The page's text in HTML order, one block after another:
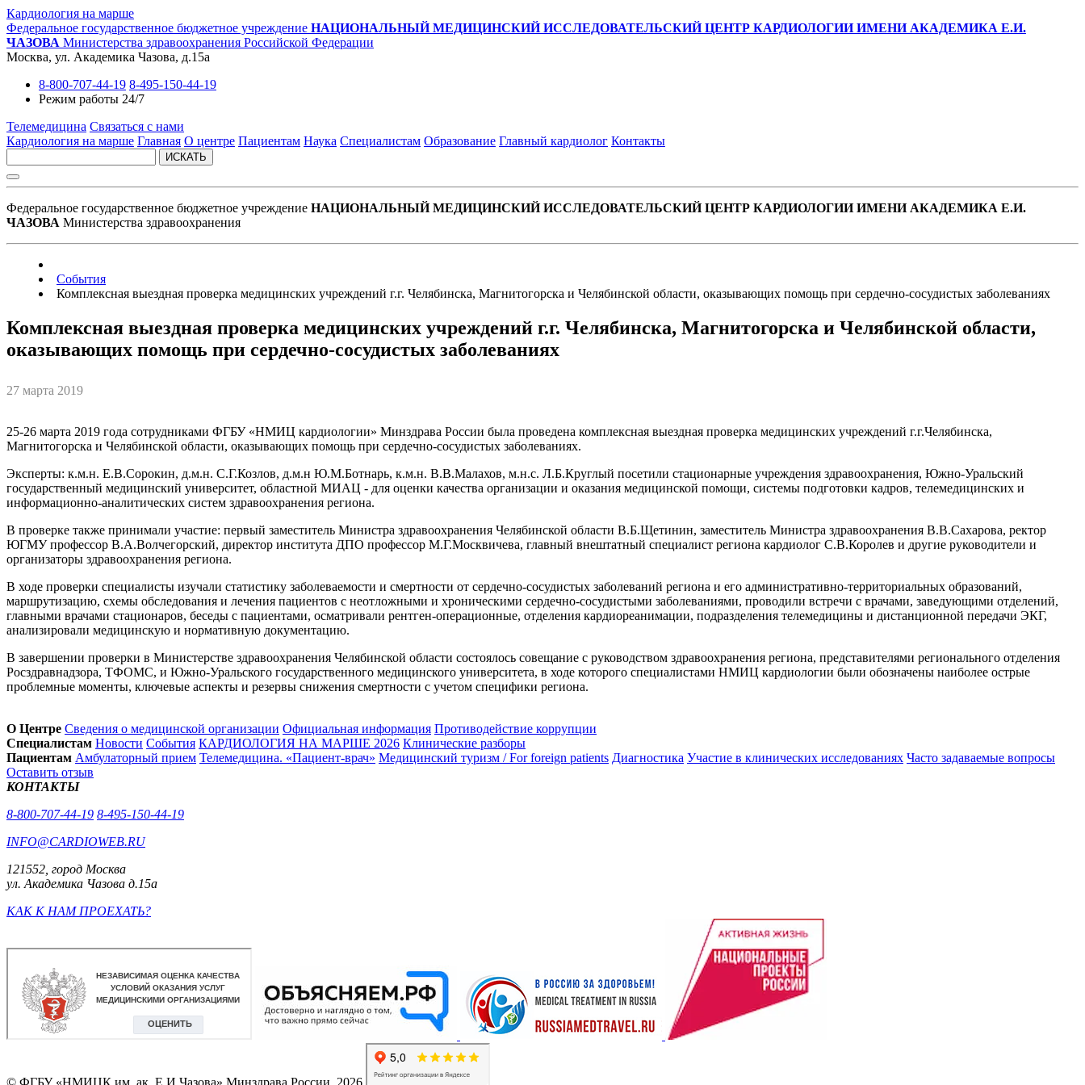
Кардиология на марше
Федеральное государственное бюджетное учреждение НАЦИОНАЛЬНЫЙ МЕДИЦИНСКИЙ ИССЛЕДОВАТЕЛЬСКИЙ ЦЕНТР КАРДИОЛОГИИ ИМЕНИ АКАДЕМИКА Е.И.
ЧАЗОВА Министерства здравоохранения Российской Федерации
Москва, ул. Академика Чазова, д.15а
8-800-707-44-19 8-495-150-44-19
Режим работы 24/7
Телемедицина Связаться с нами
Кардиология на марше Главная О центре Пациентам Наука Специалистам Образование Главный кардиолог Контакты
ИСКАТЬ
Федеральное государственное бюджетное учреждение НАЦИОНАЛЬНЫЙ МЕДИЦИНСКИЙ ИССЛЕДОВАТЕЛЬСКИЙ ЦЕНТР КАРДИОЛОГИИ ИМЕНИ АКАДЕМИКА Е.И.
ЧАЗОВА Министерства здравоохранения
События
Комплексная выездная проверка медицинских учреждений г.г. Челябинска, Магнитогорска и Челябинской области, оказывающих помощь при сердечно-сосудистых заболеваниях
Комплексная выездная проверка медицинских учреждений г.г. Челябинска, Магнитогорска и Челябинской области,
оказывающих помощь при сердечно-сосудистых заболеваниях
27 марта 2019
25-26 марта 2019 года сотрудниками ФГБУ «НМИЦ кардиологии» Минздрава России была проведена комплексная выездная проверка медицинских учреждений г.г.Челябинска,
Магнитогорска и Челябинской области, оказывающих помощь при сердечно-сосудистых заболеваниях.
Эксперты: к.м.н. Е.В.Сорокин, д.м.н. С.Г.Козлов, д.м.н Ю.М.Ботнарь, к.м.н. В.В.Малахов, м.н.с. Л.Б.Круглый посетили стационарные учреждения здравоохранения, Южно-Уральский
государственный медицинский университет, областной МИАЦ - для оценки качества организации и оказания медицинской помощи, системы подготовки кадров, телемедицинских и
информационно-аналитических систем здравоохранения региона.
В проверке также принимали участие: первый заместитель Министра здравоохранения Челябинской области В.Б.Щетинин, заместитель Министра здравоохранения В.В.Сахарова, ректор
ЮГМУ профессор В.А.Волчегорский, директор института ДПО профессор М.Г.Москвичева, главный внештатный специалист региона кардиолог С.В.Королев и другие руководители и
организаторы здравоохранения региона.
В ходе проверки специалисты изучали статистику заболеваемости и смертности от сердечно-сосудистых заболеваний региона и его административно-территориальных образований,
маршрутизацию, схемы обследования и лечения пациентов с неотложными и хроническими сердечно-сосудистыми заболеваниями, проводили встречи с врачами, заведующими отделений,
главными врачами стационаров, беседы с пациентами, осматривали рентген-операционные, отделения кардиореанимации, подразделения телемедицины и дистанционной передачи ЭКГ,
анализировали медицинскую и нормативную документацию.
В завершении проверки в Министерстве здравоохранения Челябинской области состоялось совещание с руководством здравоохранения региона, представителями регионального отделения
Росздравнадзора, ТФОМС, и Южно-Уральского государственного медицинского университета, в ходе которого специалистами НМИЦ кардиологии были обозначены наиболее острые
проблемные моменты, ключевые аспекты и резервы снижения смертности с учетом специфики региона.
О Центре Сведения о медицинской организации Официальная информация Противодействие коррупции
Специалистам Новости События КАРДИОЛОГИЯ НА МАРШЕ 2026 Клинические разборы
Пациентам Амбулаторный прием Телемедицина. «Пациент-врач» Медицинский туризм / For foreign patients Диагностика Участие в клинических исследованиях Часто задаваемые вопросы
Оставить отзыв
КОНТАКТЫ
8-800-707-44-19 8-495-150-44-19
INFO@CARDIOWEB.RU
121552, город Москва
ул. Академика Чазова д.15а
КАК К НАМ ПРОЕХАТЬ?
© ФГБУ «НМИЦК им. ак. Е.И.Чазова» Минздрава России, 2026